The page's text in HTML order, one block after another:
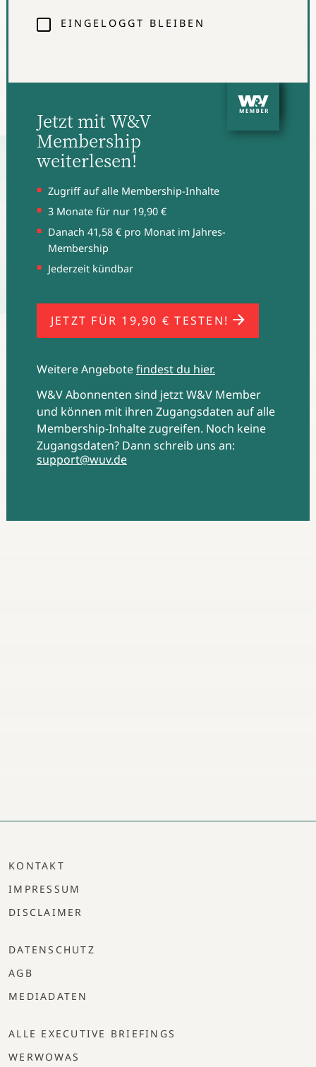
Dabei stellt sich die Frage: Was kann Kreation in
Krisenzeiten bewirken? Die Antwort lautet: eine ganze
der sich Marken über Jahre hinweg bewegen und
wachsen können. So lässt sich mancher Krise trotzen.
(Studie: : NC Solutions 2024)
Jetzt mit W&V
Membership
weiterlesen!
Zugriff auf alle Membership-Inhalte
3 Monate für nur 19,90 €
Danach 41,58 € pro Monat im Jahres-
Membership
Jederzeit kündbar
JETZT FÜR 19,90 € TESTEN!
Weitere Angebotefindest du hier.
W&V Abonnenten sind jetzt W&V Member
und können mit ihren Zugangsdaten auf alle
Membership-Inhalte zugreifen. Noch keine
Zugangsdaten? Dann schreib uns an:
support@wuv.de
EINGELOGGT BLEIBEN
KONTAKT
IMPRESSUM
DISCLAIMER
DATENSCHUTZ
AGB
MEDIADATEN
ALLE EXECUTIVE BRIEFINGS
WERWOWAS